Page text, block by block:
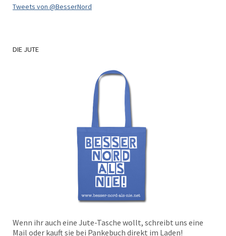
Tweets von @BesserNord
DIE JUTE
Wenn ihr auch eine Jute-Tasche wollt, schreibt uns eine
Mail oder kauft sie bei Pankebuch direkt im Laden!